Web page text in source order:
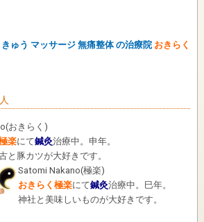
ゅう マッサージ 無痛整体 の治療院 おきらく
(おきらく )
楽にて鍼灸治療中。申年。
と豚カツが大好きです。
Satomi Nakano(極楽)
おきらく極楽にて鍼灸治療中。巳年。
神社と美味しいものが大好きです。